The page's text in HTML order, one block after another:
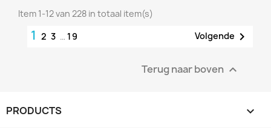
Item 1-12 van 228 in totaal item(s)
1 2 3 … 19 Volgende 
Terug naar boven 
PRODUCTS 